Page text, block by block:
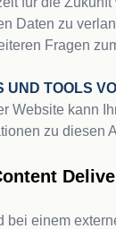
Daten zu
Fragen
UND TOOLS
Website kann
zu diesen
bei einem